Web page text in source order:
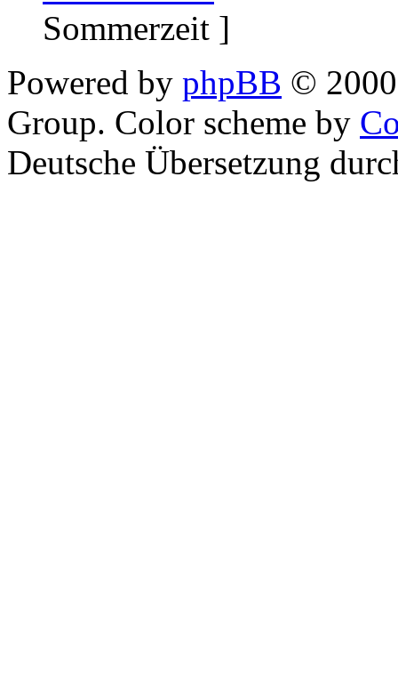
Sommerzeit ]
Powered by phpBB ©
Group. Color scheme by
Deutsche Übersetzung